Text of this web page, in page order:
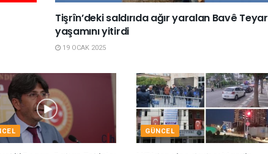
Tişrîn’deki saldırıda ağır yaralan Bavê Teyar
yaşamını yitirdi
19 OCAK 2025
GÜNCEL